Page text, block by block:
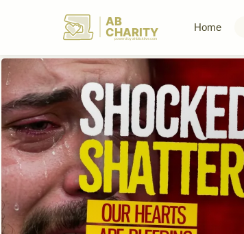
AB
CHARITY
powerd by ahblicklive.com
Home